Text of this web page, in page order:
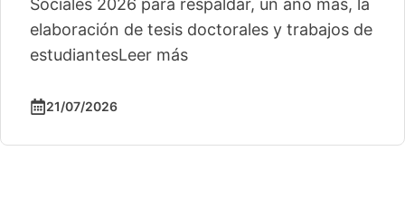
Sociales 2026 para respaldar, un año más, la
elaboración de tesis doctorales y trabajos de
estudiantesLeer más
21/07/2026